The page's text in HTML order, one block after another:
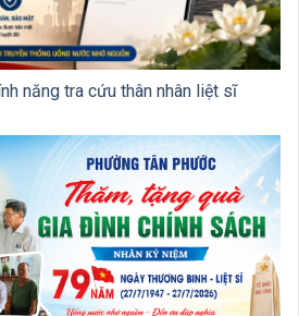
năng tra cứu thân nhân liệt sĩ